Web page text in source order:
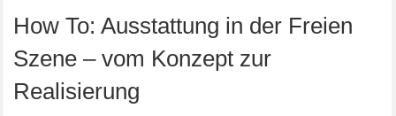
How To: Ausstattung in der Freien
Szene – vom Konzept zur
Realisierung